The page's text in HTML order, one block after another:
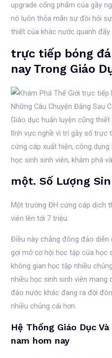
upgrade cống phẩm của gầy
nó luôn thỏa mãn sự đòi hỏi
thiết của khác nước quanh đấy.
trực tiếp bóng
nay Trong Giáo
Giáo dục huấn luyện cũng
lĩnh vực nghề vì trí gầy số trực
cứng cáp xuất hiện, công
học sinh sinh viên, khám phá
một. Số Lượng
Một trường ĐH cứng cáp dịch
viên lên tới 7 triệu.
Điều này chẳng đông đảo
gợi mở cơ hội học tập của học
không gian học tập nhiều
nhiều học sinh sinh viên mang
đảo nước khác đang ra đời
nhiều chủng cái hơn.
Hệ Thống Giáo Dục
nam hom nay